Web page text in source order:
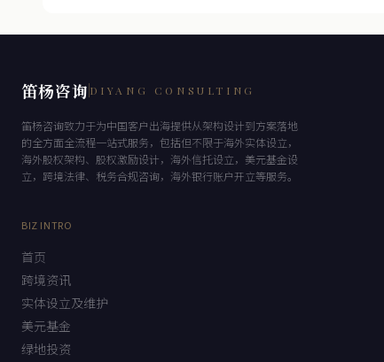
笛杨咨询 DIYANG CONSULTING
笛杨咨询致力于为中国客户出海提供从架构设计到方案落地
的全方面全流程一站式服务，包括但不限于海外实体设立，
海外股权架构、股权激励设计，海外信托设立，美元基金设
立，跨境法律、税务合规咨询，海外银行账户开立等服务。
BIZ INTRO
首页
跨境资讯
实体设立及维护
美元基金
绿地投资